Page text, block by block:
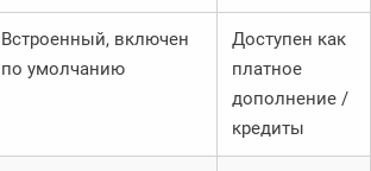
Встроенный, включен
по умолчанию
Доступен как
платное
дополнение /
кредиты